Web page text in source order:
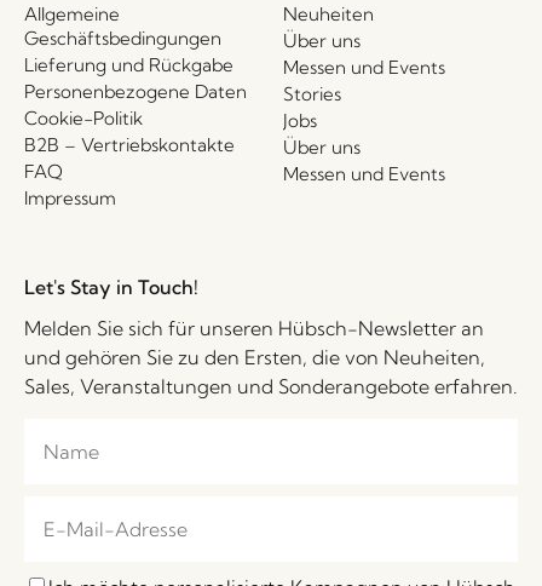
Allgemeine
Geschäftsbedingungen
Lieferung und Rückgabe
Personenbezogene Daten
Cookie-Politik
B2B – Vertriebskontakte
FAQ
Impressum
Neuheiten
Über uns
Messen und Events
Stories
Jobs
Über uns
Messen und Events
Let's Stay in Touch!
Melden Sie sich für unseren Hübsch-Newsletter an
und gehören Sie zu den Ersten, die von Neuheiten,
Sales, Veranstaltungen und Sonderangebote erfahren.